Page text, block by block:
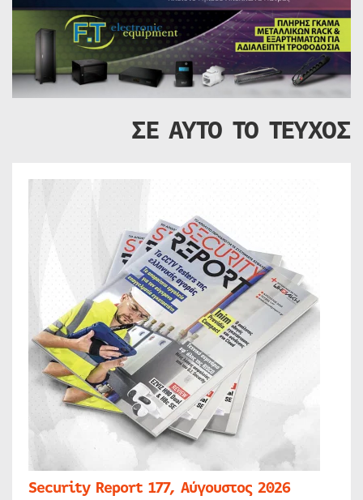
ΣΕ ΑΥΤΟ ΤΟ ΤΕΥΧΟΣ
Security Report 177, Αύγουστος 2026